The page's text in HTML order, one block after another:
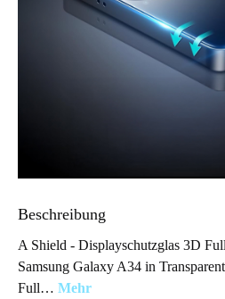
Beschreibung
A Shield - Displayschutzglas 3D
Samsung Galaxy A34 in
Full… Mehr